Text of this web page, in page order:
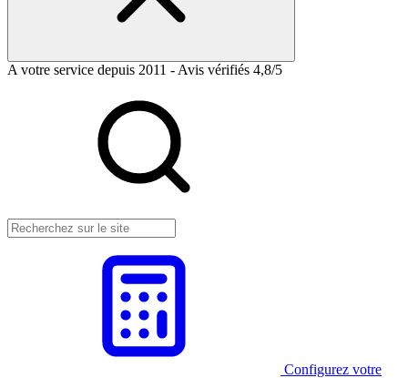
A votre service depuis 2011 - Avis vérifiés 4,8/5
Configurez votre